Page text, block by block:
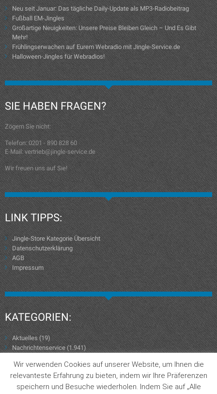
Neu seit Januar: Das tägliche Daily-Update als MP3-Radiobeitrag
Fußball EM-Jingles
Großartige Neuigkeiten: Unsere Preise Bleiben Gleich – Und Es Gibt
Mehr!
Frühlingserwachen auf Eurem Webradio mit Jingle-Service.de
Halloween-Jingles für Webradios!
SIE HABEN FRAGEN?
Zögern Sie nicht:
Telefon: 0201 - 890 828 60
E-Mail: vertrieb@jingle-service.de
Wir freuen uns auf Sie!
LINK TIPPS:
Jingle-Store Kategorie Übersicht
Datenschutzerklärung
AGB
Impressum
KATEGORIEN:
Aktuelles(19)
Nachrichtenservice(1.941)
Jingle-Store Kategorie Übersicht Datenschutzerklärung
AGB
Wir verwenden Cookies auf unserer Website, um Ihnen die
relevanteste Erfahrung zu bieten, indem wir Ihre Präferenzen
speichern und Besuche wiederholen. Indem Sie auf „Alle